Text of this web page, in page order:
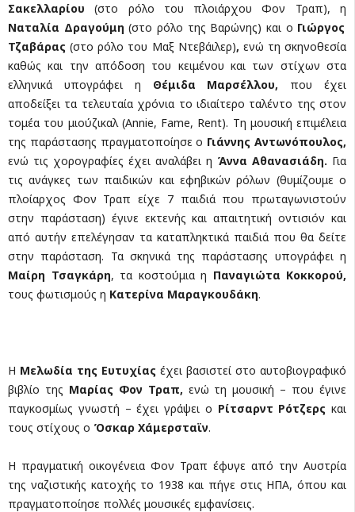
Σακελλαρίου(στο ρόλο του πλοιάρχου Φον Τραπ), η
Ναταλία Δραγούμη(στο ρόλο της Βαρώνης) και ο Γιώργος
Τζαβάρας (στο ρόλο του Μαξ Ντεβάιλερ), ενώ τη σκηνοθεσία
καθώς και την απόδοση του κειμένου και των στίχων στα
ελληνικά υπογράφει η Θέμιδα Μαρσέλλου, που έχει
αποδείξει τα τελευταία χρόνια το ιδιαίτερο ταλέντο της στον
τομέα του μιούζικαλ (Annie, Fame, Rent). Τη μουσική επιμέλεια
της παράστασης πραγματοποίησε ο Γιάννης Αντωνόπουλος,
ενώ τις χορογραφίες έχει αναλάβει η Άννα Αθανασιάδη. Για
τις ανάγκες των παιδικών και εφηβικών ρόλων (θυμίζουμε ο
πλοίαρχος Φον Τραπ είχε 7 παιδιά που πρωταγωνιστούν
στην παράσταση) έγινε εκτενής και απαιτητική οντισιόν και
από αυτήν επελέγησαν τα καταπληκτικά παιδιά που θα δείτε
στην παράσταση. Τα σκηνικά της παράστασης υπογράφει η
Μαίρη Τσαγκάρη, τα κοστούμια η Παναγιώτα Κοκκορού,
τους φωτισμούς η Κατερίνα Μαραγκουδάκη.
Η Μελωδία της Ευτυχίας έχει βασιστεί στο αυτοβιογραφικό
βιβλίο της Μαρίας Φον Τραπ, ενώ τη μουσική – που έγινε
παγκοσμίως γνωστή – έχει γράψει ο Ρίτσαρντ Ρότζερς και
τους στίχους ο Όσκαρ Χάμερσταϊν.
Η πραγματική οικογένεια Φον Τραπ έφυγε από την Αυστρία
της ναζιστικής κατοχής το 1938 και πήγε στις ΗΠΑ, όπου και
πραγματοποίησε πολλές μουσικές εμφανίσεις.